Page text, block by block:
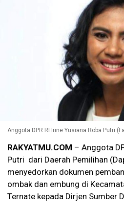
Anggota DPR RI Irine Yusiana Roba Putri
RAKYATMU.COM – Anggota
Putri dari Daerah Pemilihan
menyedorkan dokumen
ombak dan embung di
Ternate kepada Dirjen Sumber